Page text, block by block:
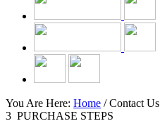
You Are Here: Home /Contact Us
3 PURCHASE STEPS